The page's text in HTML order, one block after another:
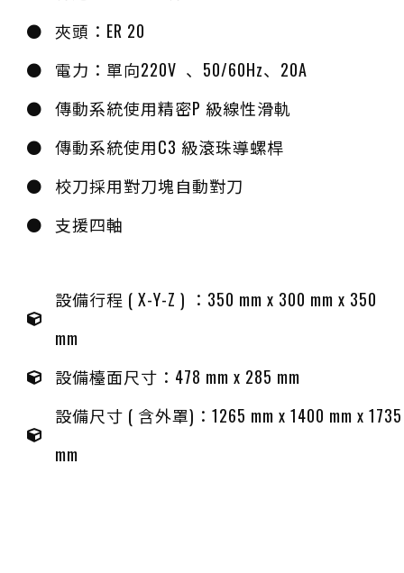
夾頭：ER 20
電力：單向220V 、50/60Hz、20A
傳動系統使用精密P 級線性滑軌
傳動系統使用C3 級滾珠導螺桿
校刀採用對刀塊自動對刀
支援四軸
設備行程 ( X-Y-Z ) ：350 mm x 300 mm x 350
mm
設備檯面尺寸：478 mm x 285 mm
設備尺寸 ( 含外罩)：1265 mm x 1400 mm x 1735
mm